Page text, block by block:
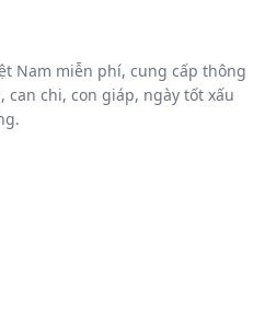
Nam miễn phí, cung cấp thông
can chi, con giáp, ngày tốt xấu